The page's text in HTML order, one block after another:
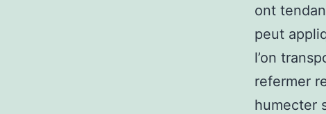
ont
peut
l’on
refermer
humecter